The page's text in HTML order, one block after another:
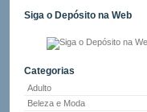
Siga o Depósito na Web
Categorias
Adulto
Beleza e Moda